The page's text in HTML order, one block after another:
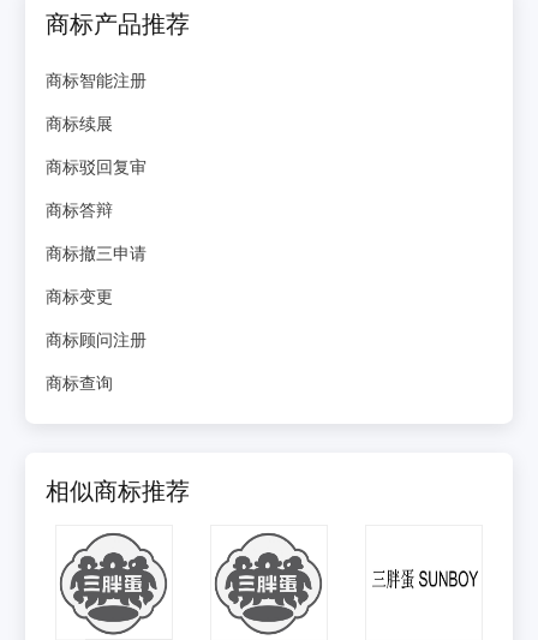
商标产品推荐
商标智能注册
商标续展
商标驳回复审
商标答辩
商标撤三申请
商标变更
商标顾问注册
商标查询
相似商标推荐